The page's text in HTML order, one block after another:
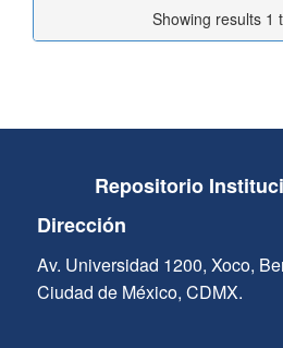
Showing results 1
Repositorio
Dirección
Av. Universidad 1200, Xoco,
Ciudad de México, CDMX.